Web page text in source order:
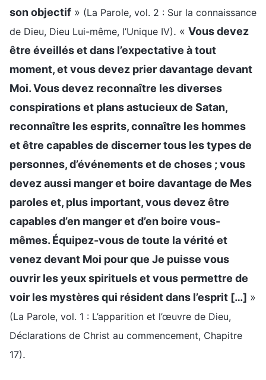
son objectif » (La Parole, vol. 2 : Sur la connaissance
de Dieu, Dieu Lui-même, l’Unique IV). « Vous devez
être éveillés et dans l’expectative à tout
moment, et vous devez prier davantage devant
Moi. Vous devez reconnaître les diverses
conspirations et plans astucieux de Satan,
reconnaître les esprits, connaître les hommes
et être capables de discerner tous les types de
personnes, d’événements et de choses ; vous
devez aussi manger et boire davantage de Mes
paroles et, plus important, vous devez être
capables d’en manger et d’en boire vous-
mêmes. Équipez-vous de toute la vérité et
venez devant Moi pour que Je puisse vous
ouvrir les yeux spirituels et vous permettre de
voir les mystères qui résident dans l’esprit […] »
(La Parole, vol. 1 : L’apparition et l’œuvre de Dieu,
Déclarations de Christ au commencement, Chapitre
17).